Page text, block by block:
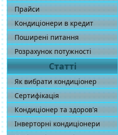
Прайси
Кондиціонери в кредит
Поширені питання
Розрахунок потужності
Статті
Як вибрати кондиціонер
Сертифікація
Кондиціонер та здоров'я
Інверторні кондиціонери